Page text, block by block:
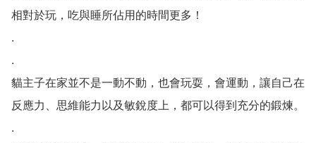
相對於玩，吃與睡所佔用的時間更多！
.
.
貓主子在家並不是一動不動，也會玩耍，會運動，讓自己在
反應力、思維能力以及敏銳度上，都可以得到充分的鍛煉。
.